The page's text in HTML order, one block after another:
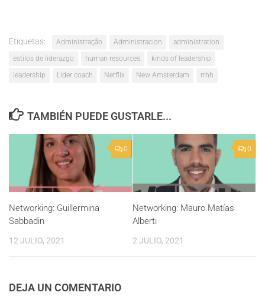
Etiquetas: Administração Administracion
administration
estilos de liderazgo
human resources
kinds of leadership
leadership
Lider coach Netflix New Amsterdam rrhh
TAMBIÉN PUEDE GUSTARLE...
0
Networking: Guillermina
Sabbadin
12 JULIO, 2021
0
Networking: Mauro Matías
Alberti
2 JULIO, 2021
DEJA UN COMENTARIO